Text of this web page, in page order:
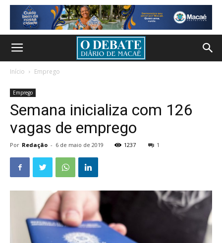
Início Emprego
Emprego
Semana inicializa com 126
vagas de emprego
Por Redação - 6 de maio de 2019 1237 1